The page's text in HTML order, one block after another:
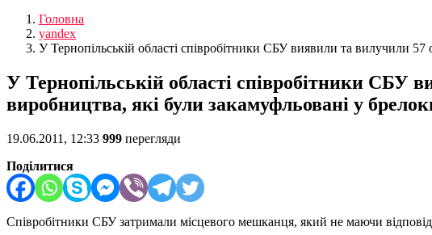
Головна
yandex
У Тернопільській області співробітники СБУ виявили та вилучили
У Тернопільській області співробітники СБУ
виробництва, які були закамуфльовані у
19.06.2011, 12:33 999 перегляди
Поділитися
Співробітники СБУ затримали місцевого мешканця, який не маючи